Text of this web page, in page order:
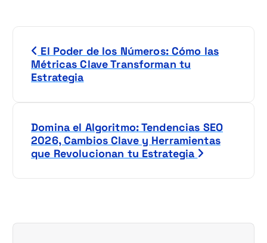
i
El Poder de los Números: Cómo las
Métricas Clave Transforman tu
Estrategia
Domina el Algoritmo: Tendencias SEO
2026, Cambios Clave y Herramientas
que Revolucionan tu Estrategia